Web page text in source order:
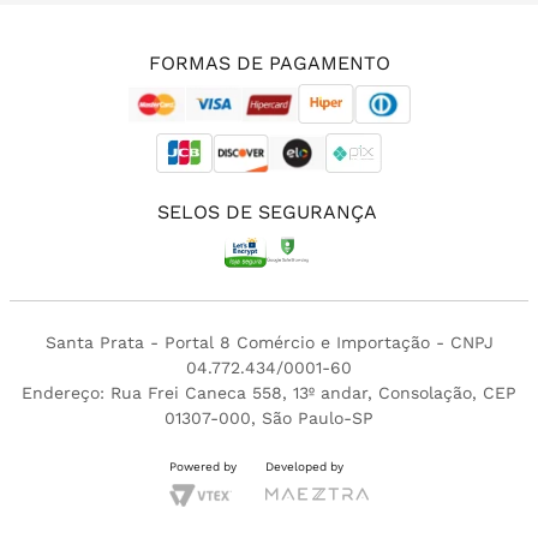
FORMAS DE PAGAMENTO
SELOS DE SEGURANÇA
Santa Prata - Portal 8 Comércio e Importação - CNPJ
04.772.434/0001-60
Endereço: Rua Frei Caneca 558, 13º andar, Consolação, CEP
01307-000, São Paulo-SP
Powered by Developed by